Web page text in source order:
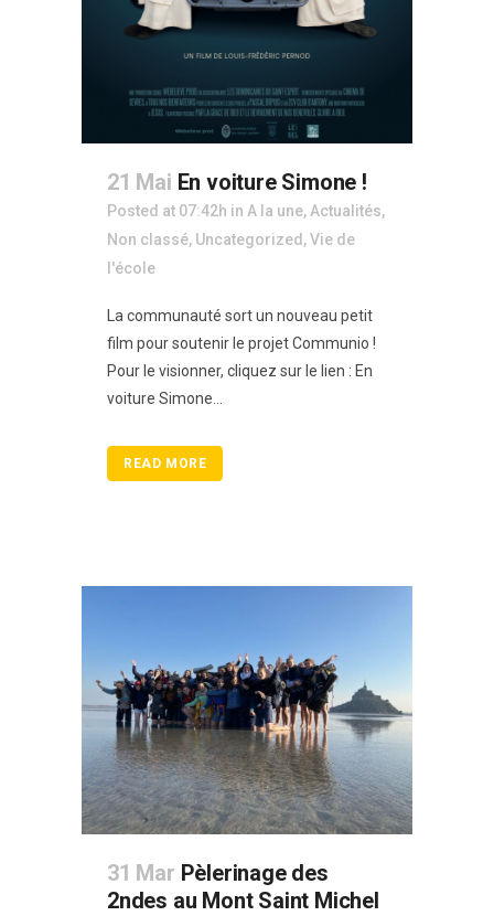
21 Mai En voiture Simone !
Posted at 07:42h in A la une, Actualités,
Non classé, Uncategorized ,Vie de
l'école
La communauté sort un nouveau petit
film pour soutenir le projet Communio !
Pour le visionner, cliquez sur le lien : En
voiture Simone...
READ MORE
31 Mar Pèlerinage des
2ndes au Mont Saint Michel